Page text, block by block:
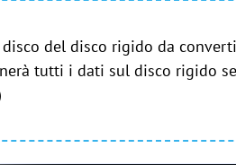
del disco rigido da
tutti i dati sul disco rigido